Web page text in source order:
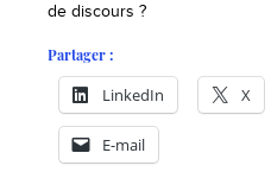
de discours ?
Partager :
LinkedIn X
E-mail